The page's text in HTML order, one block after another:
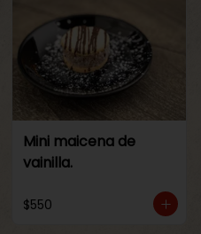
Mini maicena de
vainilla.
$550